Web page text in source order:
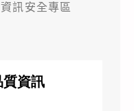
資訊安全專區